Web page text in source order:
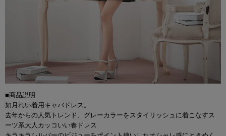
■商品説明
如月れい着用キャバドレス。
去年からの人気トレンド、グレーカラーをスタイリッシュに着こなすス
ーツ系大人カッコいい春ドレス